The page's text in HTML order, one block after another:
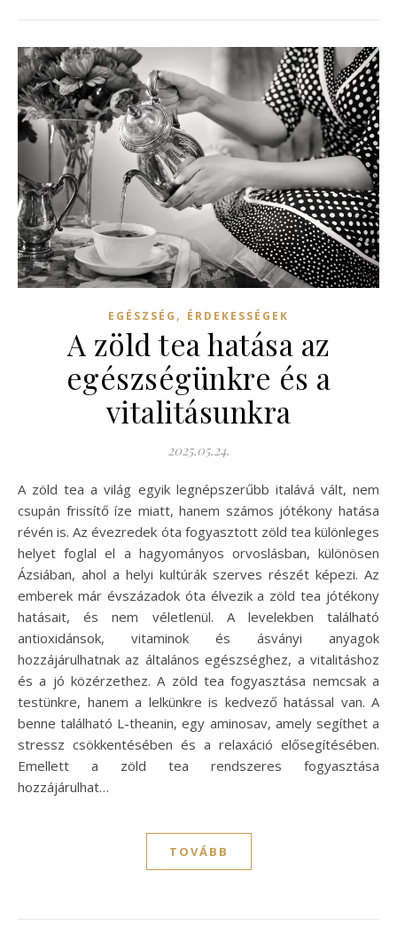
EGÉSZSÉG , ÉRDEKESSÉGEK
A zöld tea hatása az
egészségünkre és a
vitalitásunkra
2025.05.24.
A zöld tea a világ egyik legnépszerűbb italává vált, nem
csupán frissítő íze miatt, hanem számos jótékony hatása
révén is. Az évezredek óta fogyasztott zöld tea különleges
helyet foglal el a hagyományos orvoslásban, különösen
Ázsiában, ahol a helyi kultúrák szerves részét képezi. Az
emberek már évszázadok óta élvezik a zöld tea jótékony
hatásait, és nem véletlenül. A levelekben található
antioxidánsok, vitaminok és ásványi anyagok
hozzájárulhatnak az általános egészséghez, a vitalitáshoz
és a jó közérzethez. A zöld tea fogyasztása nemcsak a
testünkre, hanem a lelkünkre is kedvező hatással van. A
benne található L-theanin, egy aminosav, amely segíthet a
stressz csökkentésében és a relaxáció elősegítésében.
Emellett a zöld tea rendszeres fogyasztása
hozzájárulhat…
TOVÁBB